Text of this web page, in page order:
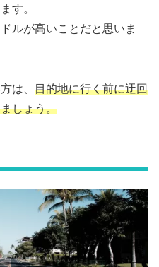
す。
ルが高いことだと思いま
は、 目的地に行く前に迂回
しょう。